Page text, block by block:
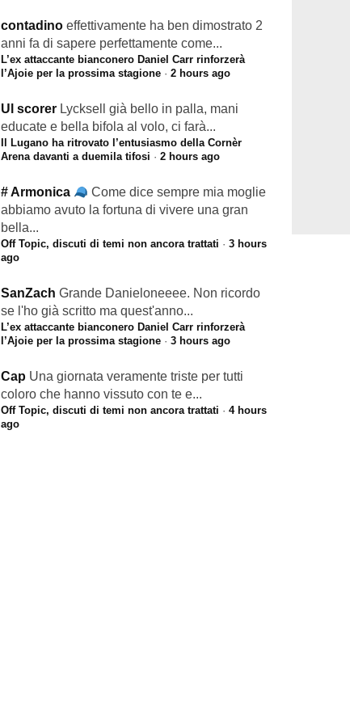
contadino effettivamente ha ben dimostrato 2
anni fa di sapere perfettamente come...
L’ex attaccante bianconero Daniel Carr rinforzerà
l’Ajoie per la prossima stagione · 2 hours ago
Ul scorer Lycksell già bello in palla, mani
educate e bella bifola al volo, ci farà...
Il Lugano ha ritrovato l’entusiasmo della Cornèr
Arena davanti a duemila tifosi · 2 hours ago
# Armonica
Come dice sempre mia moglie
abbiamo avuto la fortuna di vivere una gran
bella...
Off Topic, discuti di temi non ancora trattati · 3 hours
ago
SanZach Grande Danieloneeee. Non ricordo
se l'ho già scritto ma quest'anno...
L’ex attaccante bianconero Daniel Carr rinforzerà
l’Ajoie per la prossima stagione · 3 hours ago
Cap Una giornata veramente triste per tutti
coloro che hanno vissuto con te e...
Off Topic, discuti di temi non ancora trattati · 4 hours
ago